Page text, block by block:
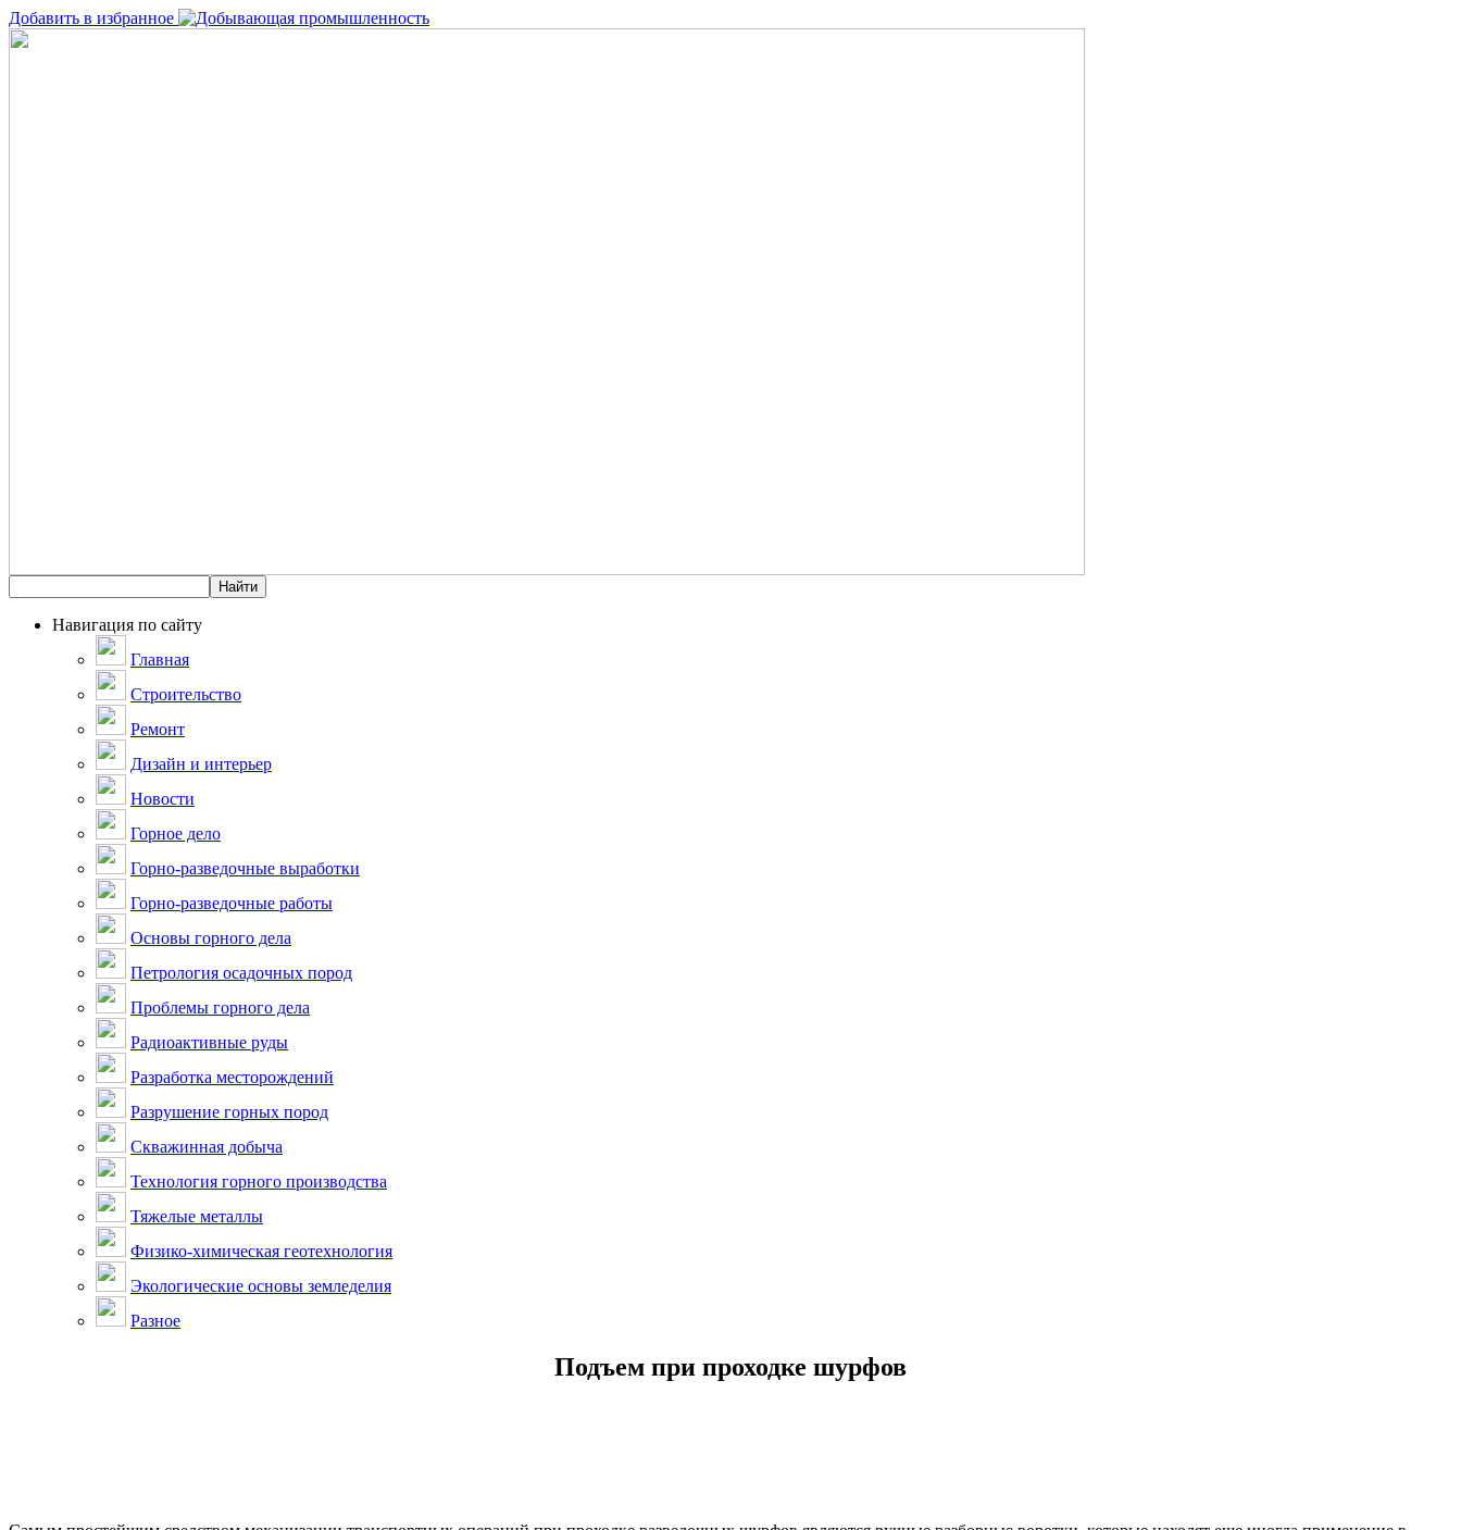
Добавить в избранное
Навигация по сайту
Главная
Строительство
Ремонт
Дизайн и интерьер
Новости
Горное дело
Горно-разведочные выработки
Горно-разведочные работы
Основы горного дела
Петрология осадочных пород
Проблемы горного дела
Радиоактивные руды
Разработка месторождений
Разрушение горных пород
Скважинная добыча
Технология горного производства
Тяжелые металлы
Физико-химическая геотехнология
Экологические основы земледелия
Разное
Подъем при проходке шурфов